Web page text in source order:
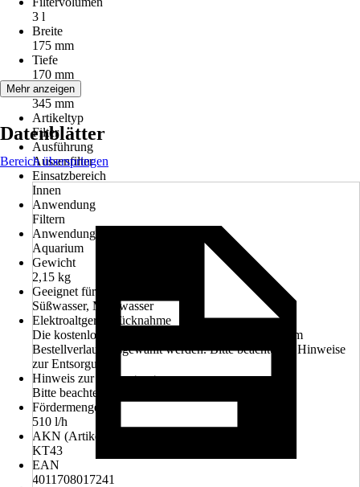
3 l
Breite
175 mm
Tiefe
170 mm
Höhe
345 mm
Artikeltyp
Filter
Ausführung
Aussenfilter
Einsatzbereich
Innen
Anwendung
Filtern
Anwendungsbereich
Aquarium
Gewicht
2,15 kg
Geeignet für
Süßwasser, Meerwasser
Elektroaltgerät-Rücknahme
Die kostenlose Rückgabe des Elektro-Geräts kann im
Bestellverlauf ausgewählt werden. Bitte beachte die Hinweise
zur Entsorgung.
Hinweis zur Entsorgung
Bitte beachte die Hinweise zur Entsorgung
Fördermenge
510 l/h
AKN (Artikelkurznummer)
KT43
EAN
4011708017241
Mehr anzeigen
Datenblätter
Bereich überspringen